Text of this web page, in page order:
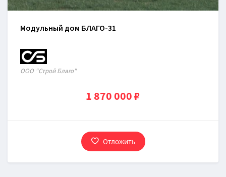
Модульный дом БЛАГО-31
OOO "Строй Благо"
1 870 000 ₽
Отложить